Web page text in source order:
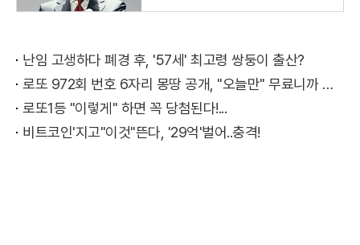
의 사랑을 받는 국민 배우 김상
난임 고생하다 폐경 후, '57세' 최고령 쌍둥이 출산?
로또 972회 번호 6자리 몽땅 공개, "오늘만" 무료니까 꼭 오늘 확인하세요.
로또1등 "이렇게" 하면 꼭 당첨된다!...
비트코인'지고"이것"뜬다, '29억'벌어..충격!